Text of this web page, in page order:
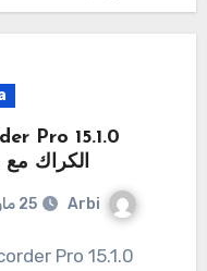
Pro
الكراك
Arbi 25 مارس، 2026
15.1.0 GiliSoft Audio Recorder Pro الكراك